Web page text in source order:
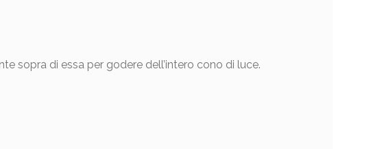
sopra di essa per godere dell’intero cono di luce.